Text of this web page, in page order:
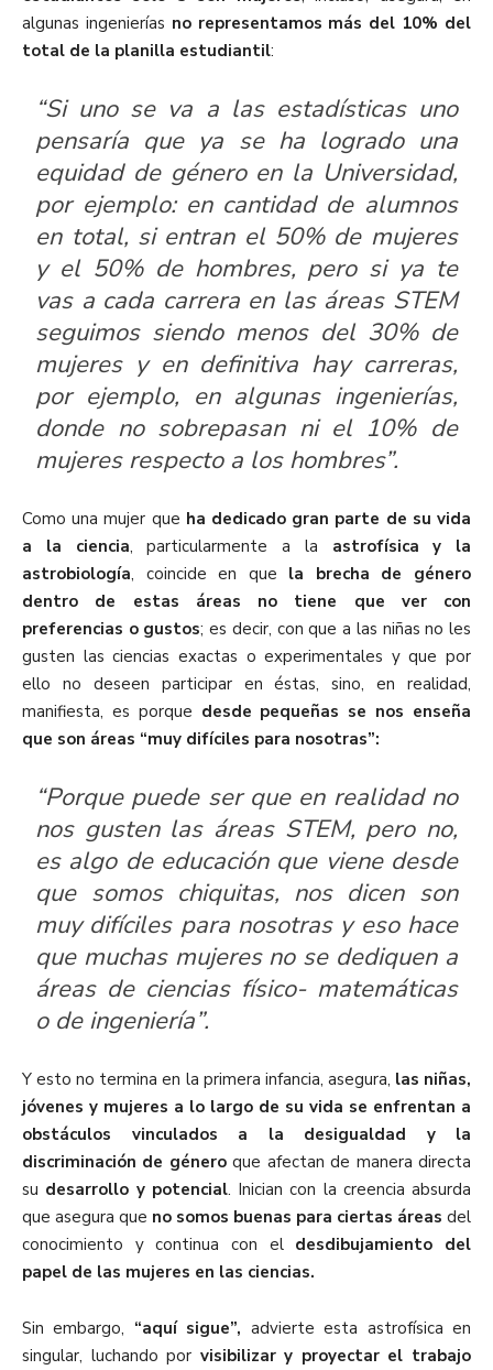
algunas ingenierías no representamos más del 10% del
total de la planilla estudiantil:
“Si uno se va a las estadísticas uno
pensaría que ya se ha logrado una
equidad de género en la Universidad,
por ejemplo: en cantidad de alumnos
en total, si entran el 50% de mujeres
y el 50% de hombres, pero si ya te
vas a cada carrera en las áreas STEM
seguimos siendo menos del 30% de
mujeres y en definitiva hay carreras,
por ejemplo, en algunas ingenierías,
donde no sobrepasan ni el 10% de
mujeres respecto a los hombres”.
Como una mujer que ha dedicado gran parte de su vida
a la ciencia, particularmente a la astrofísica y la
astrobiología, coincide en que la brecha de género
dentro de estas áreas no tiene que ver con
preferencias o gustos; es decir, con que a las niñas no les
gusten las ciencias exactas o experimentales y que por
ello no deseen participar en éstas, sino, en realidad,
manifiesta, es porque desde pequeñas se nos enseña
que son áreas “muy difíciles para nosotras”:
“Porque puede ser que en realidad no
nos gusten las áreas STEM, pero no,
es algo de educación que viene desde
que somos chiquitas, nos dicen son
muy difíciles para nosotras y eso hace
que muchas mujeres no se dediquen a
áreas de ciencias físico- matemáticas
o de ingeniería”.
Y esto no termina en la primera infancia, asegura, las niñas,
jóvenes y mujeres a lo largo de su vida se enfrentan a
obstáculos vinculados a la desigualdad y la
discriminación de géneroque afectan de manera directa
su desarrollo y potencial. Inician con la creencia absurda
que asegura que no somos buenas para ciertas áreas del
conocimiento y continua con el desdibujamiento del
papel de las mujeres en las ciencias.
Sin embargo, “aquí sigue”, advierte esta astrofísica en
singular, luchando por visibilizar y proyectar el trabajo